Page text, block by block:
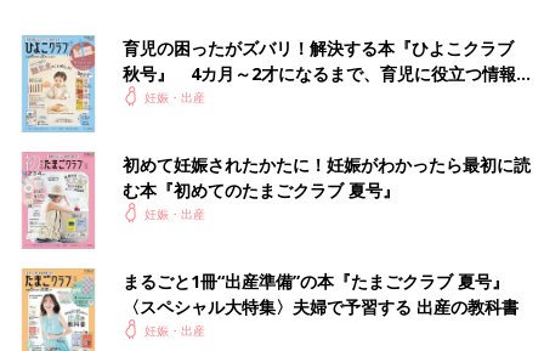
吉木りさ
育児の困ったがズバリ！解決する本『ひよこクラブ
秋号』 4カ月～2才になるまで、育児に役立つ情報が
いっぱい！
妊娠・出産
初めて妊娠されたかたに！妊娠がわかったら最初に読
む本『初めてのたまごクラブ 夏号』
妊娠・出産
まるごと1冊“出産準備”の本『たまごクラブ 夏号』
〈スペシャル大特集〉夫婦で予習する 出産の教科書
妊娠・出産